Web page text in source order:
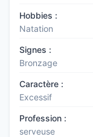
Hobbies :
Natation
Signes :
Bronzage
Caractère :
Excessif
Profession :
serveuse